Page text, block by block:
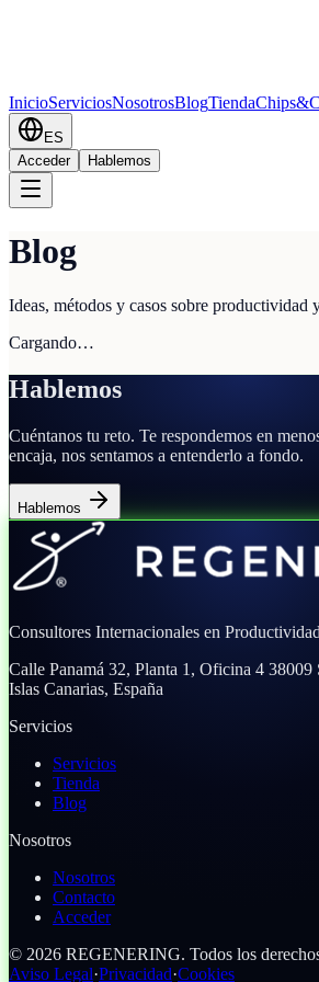
InicioServiciosNosotrosBlogTienda
ES
Acceder
Hablemos
Blog
Ideas, métodos y casos sobre productividad
Cargando…
Hablemos
Cuéntanos tu reto. Te respondemos en
encaja, nos sentamos a entenderlo a fondo.
Hablemos
Consultores Internacionales en Productividad
Calle Panamá 32, Planta 1, Oficina 4 38009
Islas Canarias, España
Servicios
Servicios
Tienda
Blog
Nosotros
Nosotros
Contacto
Acceder
© 2026 REGENERING. Todos los
Aviso Legal·Privacidad·Cookies